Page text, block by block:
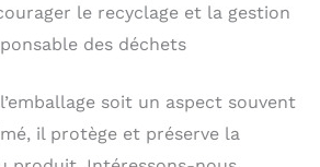
le recyclage et la gestion
des déchets
soit un aspect souvent
il protège et préserve la